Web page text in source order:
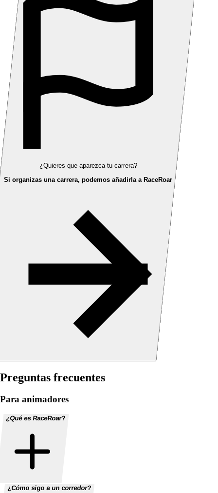
¿Quieres que aparezca tu carrera?
Si organizas una carrera, podemos añadirla a RaceRoar
Preguntas frecuentes
Para animadores
¿Qué es RaceRoar?
¿Cómo sigo a un corredor?